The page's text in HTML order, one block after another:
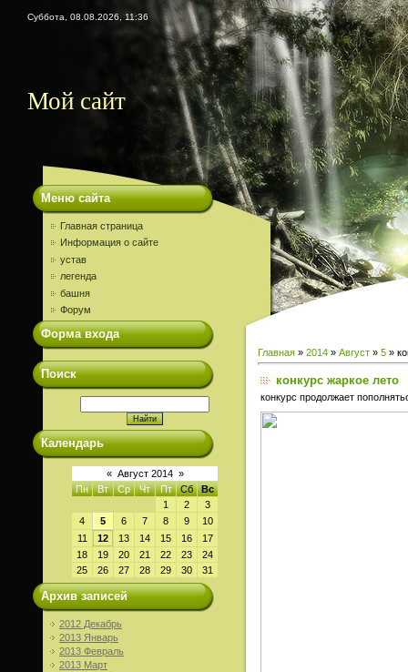
Суббота, 08.08.2026, 11:36
Мой сайт
Меню сайта
Главная страница
Информация о сайте
устав
легенда
башня
Форум
Форма входа
Поиск
Календарь
« Август 2014 »
Пн
Вт Ср Чт Пт Сб
Вс
1
2
3
4
5 6 7 8 9
10
11
12 13 14 15 16
17
18
19 20 21 22 23
24
25
26 27 28 29 30 31
Архив записей
2012 Декабрь
2013 Январь
2013 Февраль
2013 Март
Главная » 2014 » Август » 5 »
конкурс жаркое лето
конкурс продолжает